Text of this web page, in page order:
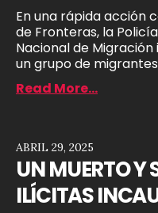
En una rápida acción
de Fronteras, la
Nacional de
un grupo de migrantes
Read More...
UN MUERTO Y
ILÍCITAS
ABRIL 29, 2025